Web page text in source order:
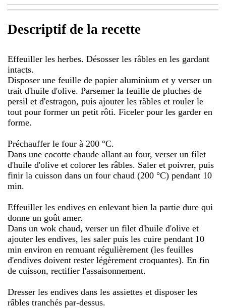
Descriptif de la recette
Effeuiller les herbes. Désosser les râbles en les gardant
intacts.
Disposer une feuille de papier aluminium et y verser un
trait d'huile d'olive. Parsemer la feuille de pluches de
persil et d'estragon, puis ajouter les râbles et rouler le
tout pour former un petit rôti. Ficeler pour les garder en
forme.
Préchauffer le four à 200 °C.
Dans une cocotte chaude allant au four, verser un filet
d'huile d'olive et colorer les râbles. Saler et poivrer, puis
finir la cuisson dans un four chaud (200 °C) pendant 10
min.
Effeuiller les endives en enlevant bien la partie dure qui
donne un goût amer.
Dans un wok chaud, verser un filet d'huile d'olive et
ajouter les endives, les saler puis les cuire pendant 10
min environ en remuant régulièrement (les feuilles
d'endives doivent rester légèrement croquantes). En fin
de cuisson, rectifier l'assaisonnement.
Dresser les endives dans les assiettes et disposer les
râbles tranchés par-dessus.